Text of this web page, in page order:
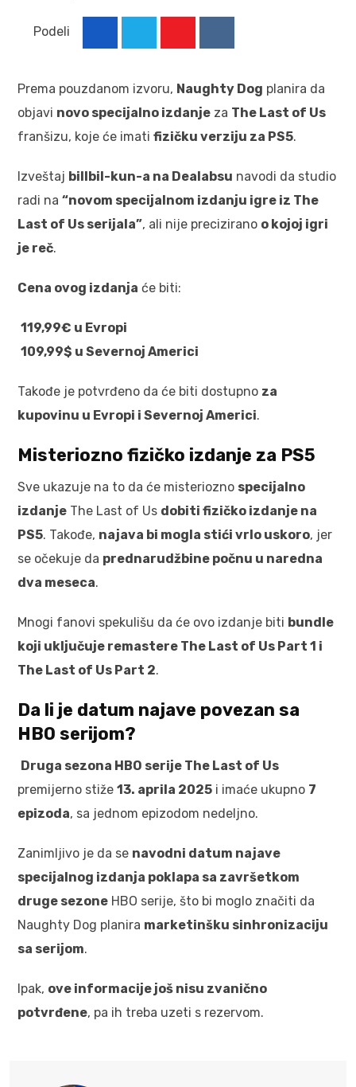
Podeli
Prema pouzdanom izvoru, Naughty Dog planira da
objavi novo specijalno izdanje za The Last of Us
franšizu, koje će imati fizičku verziju za PS5.
Izveštaj billbil-kun-a na Dealabsu navodi da studio
radi na “novom specijalnom izdanju igre iz The
Last of Us serijala”, ali nije precizirano o kojoj igri
je reč.
Cena ovog izdanja će biti:
119,99€ u Evropi
109,99$ u Severnoj Americi
Takođe je potvrđeno da će biti dostupno za
kupovinu u Evropi i Severnoj Americi.
Misteriozno fizičko izdanje za PS5
Sve ukazuje na to da će misteriozno specijalno
izdanje The Last of Us dobiti fizičko izdanje na
PS5. Takođe, najava bi mogla stići vrlo uskoro, jer
se očekuje da prednarudžbine počnu u naredna
dva meseca.
Mnogi fanovi spekulišu da će ovo izdanje biti bundle
koji uključuje remastere The Last of Us Part 1 i
The Last of Us Part 2.
Da li je datum najave povezan sa
HBO serijom?
Druga sezona HBO serije The Last of Us
premijerno stiže 13. aprila 2025 i imaće ukupno 7
epizoda, sa jednom epizodom nedeljno.
Zanimljivo je da se navodni datum najave
specijalnog izdanja poklapa sa završetkom
druge sezone HBO serije, što bi moglo značiti da
Naughty Dog planira marketinšku sinhronizaciju
sa serijom.
Ipak, ove informacije još nisu zvanično
potvrđene, pa ih treba uzeti s rezervom.